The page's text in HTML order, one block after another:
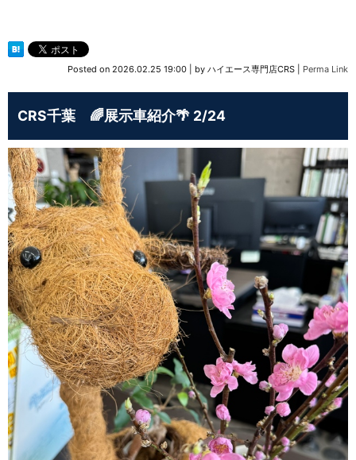
Posted on 2026.02.25 19:00 by ハイエース専門店CRS Perma Link
CRS千葉 🌈展示車紹介🌴 2/24